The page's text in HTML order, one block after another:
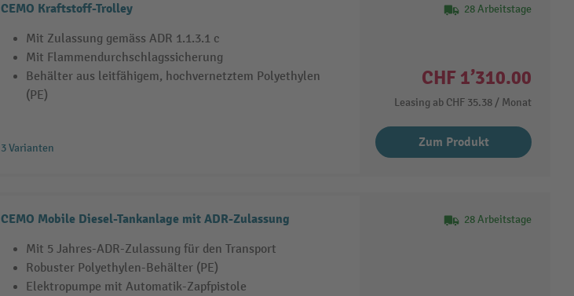
CEMO Kraftstoff-Trolley
Mit Zulassung gemäss ADR 1.1.3.1 c
Mit Flammendurchschlagssicherung
Behälter aus leitfähigem, hochvernetztem Polyethylen
(PE)
3 Varianten
28 Arbeitstage
CHF 1’310.00
Leasing ab CHF 35.38 / Monat
Zum Produkt
CEMO Mobile Diesel-Tankanlage mit ADR-Zulassung
Mit 5 Jahres-ADR-Zulassung für den Transport
Robuster Polyethylen-Behälter (PE)
Elektropumpe mit Automatik-Zapfpistole
28 Arbeitstage